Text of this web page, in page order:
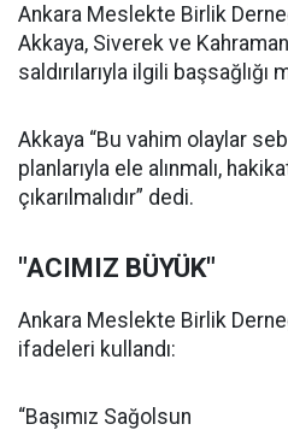
Ankara Meslekte Birlik
Akkaya, Siverek ve
saldırılarıyla ilgili başsağlığı
Akkaya “Bu vahim olaylar
planlarıyla ele alınmalı,
çıkarılmalıdır” dedi.
"ACIMIZ BÜYÜK"
Ankara Meslekte Birlik
ifadeleri kullandı:
“Başımız Sağolsun